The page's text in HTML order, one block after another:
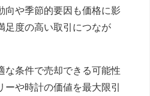
向や季節的要因も価格に影
足度の高い取引につなが
な条件で売却できる可能性
や時計の価値を最大限引